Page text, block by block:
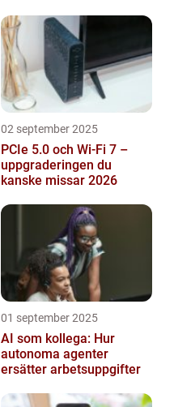
02 september 2025
PCIe 5.0 och Wi-Fi 7 –
uppgraderingen du
kanske missar 2026
01 september 2025
AI som kollega: Hur
autonoma agenter
ersätter arbetsuppgifter